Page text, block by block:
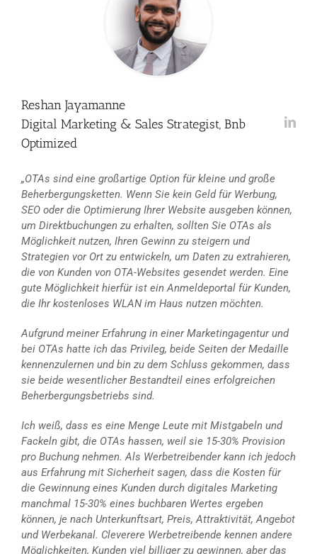
Reshan Jayamanne
Digital Marketing & Sales Strategist, Bnb
Optimized
„OTAs sind eine großartige Option für kleine und große
Beherbergungsketten. Wenn Sie kein Geld für Werbung,
SEO oder die Optimierung Ihrer Website ausgeben können,
um Direktbuchungen zu erhalten, sollten Sie OTAs als
Möglichkeit nutzen, Ihren Gewinn zu steigern und
Strategien vor Ort zu entwickeln, um Daten zu extrahieren,
die von Kunden von OTA-Websites gesendet werden. Eine
gute Möglichkeit hierfür ist ein Anmeldeportal für Kunden,
die Ihr kostenloses WLAN im Haus nutzen möchten.
Aufgrund meiner Erfahrung in einer Marketingagentur und
bei OTAs hatte ich das Privileg, beide Seiten der Medaille
kennenzulernen und bin zu dem Schluss gekommen, dass
sie beide wesentlicher Bestandteil eines erfolgreichen
Beherbergungsbetriebs sind.
Ich weiß, dass es eine Menge Leute mit Mistgabeln und
Fackeln gibt, die OTAs hassen, weil sie 15-30% Provision
pro Buchung nehmen. Als Werbetreibender kann ich jedoch
aus Erfahrung mit Sicherheit sagen, dass die Kosten für
die Gewinnung eines Kunden durch digitales Marketing
manchmal 15-30% eines buchbaren Wertes ergeben
können, je nach Unterkunftsart, Preis, Attraktivität, Angebot
und Werbekanal. Cleverere Werbetreibende kennen andere
Möglichkeiten, Kunden viel billiger zu gewinnen, aber das